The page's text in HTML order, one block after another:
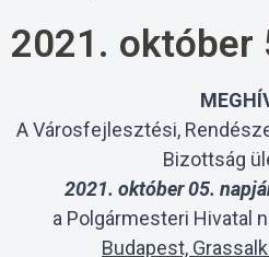
2021. október
A Városfejlesztési,
Bizottság
2021. október 05.
a Polgármesteri Hivatal
Budapest,